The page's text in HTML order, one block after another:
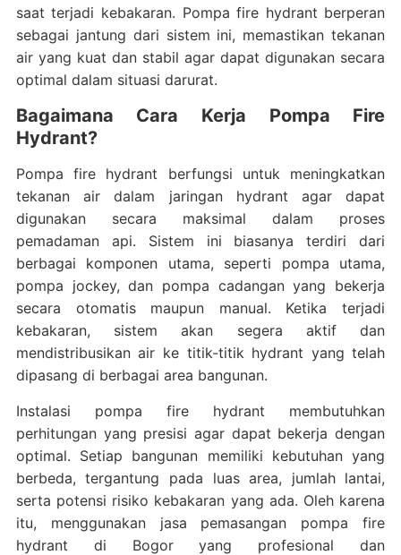
saat terjadi kebakaran. Pompa fire hydrant berperan
sebagai jantung dari sistem ini, memastikan tekanan
air yang kuat dan stabil agar dapat digunakan secara
optimal dalam situasi darurat.
Bagaimana Cara Kerja Pompa Fire
Hydrant?
Pompa fire hydrant berfungsi untuk meningkatkan
tekanan air dalam jaringan hydrant agar dapat
digunakan secara maksimal dalam proses
pemadaman api. Sistem ini biasanya terdiri dari
berbagai komponen utama, seperti pompa utama,
pompa jockey, dan pompa cadangan yang bekerja
secara otomatis maupun manual. Ketika terjadi
kebakaran, sistem akan segera aktif dan
mendistribusikan air ke titik-titik hydrant yang telah
dipasang di berbagai area bangunan.
Instalasi pompa fire hydrant membutuhkan
perhitungan yang presisi agar dapat bekerja dengan
optimal. Setiap bangunan memiliki kebutuhan yang
berbeda, tergantung pada luas area, jumlah lantai,
serta potensi risiko kebakaran yang ada. Oleh karena
itu, menggunakan jasa pemasangan pompa fire
hydrant di Bogor yang profesional dan